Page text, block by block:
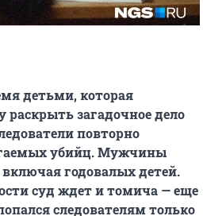
детьми, которая
раскрыть загадочное дело
повторно
убийц. Мужчины
годовалых детей.
суд ждет и томича — еще
следователям только